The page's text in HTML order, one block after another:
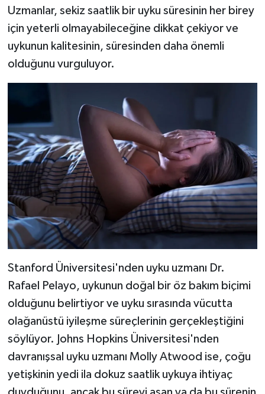
Uzmanlar, sekiz saatlik bir uyku süresinin her birey
için yeterli olmayabileceğine dikkat çekiyor ve
uykunun kalitesinin, süresinden daha önemli
olduğunu vurguluyor.
Stanford Üniversitesi'nden uyku uzmanı Dr.
Rafael Pelayo, uykunun doğal bir öz bakım biçimi
olduğunu belirtiyor ve uyku sırasında vücutta
olağanüstü iyileşme süreçlerinin gerçekleştiğini
söylüyor. Johns Hopkins Üniversitesi'nden
davranışsal uyku uzmanı Molly Atwood ise, çoğu
yetişkinin yedi ila dokuz saatlik uykuya ihtiyaç